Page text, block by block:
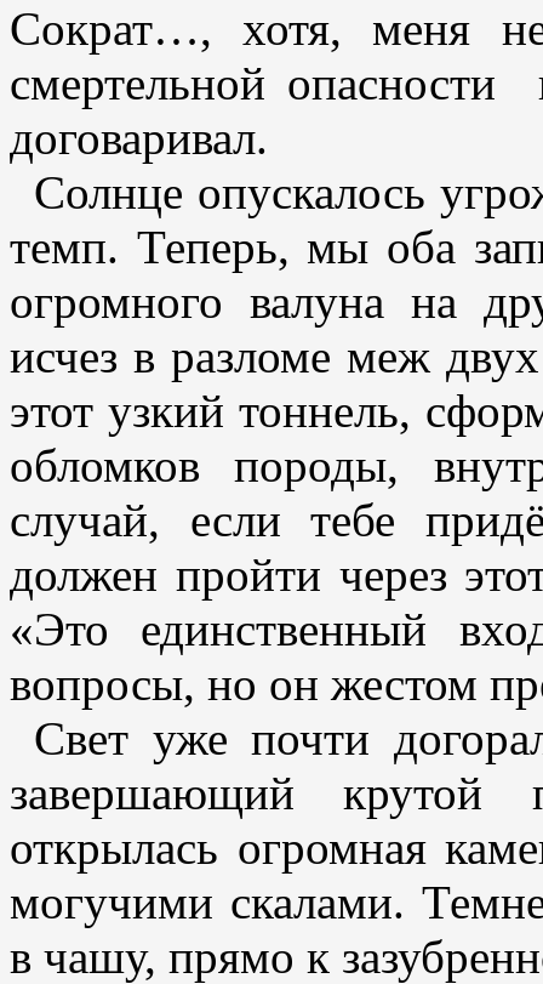
Сократ…, хотя, меня
смертельной
договаривал.
Солнце опускалось
темп. Теперь, мы оба
огромного валуна на
исчез в разломе меж
этот узкий тоннель,
обломков породы,
случай, если тебе
должен пройти через
«Это единственный
вопросы, но он жестом
Свет уже почти
завершающий
открылась огромная
могучими скалами.
в чашу, прямо к